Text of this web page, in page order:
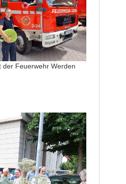
der Feuerwehr Werden